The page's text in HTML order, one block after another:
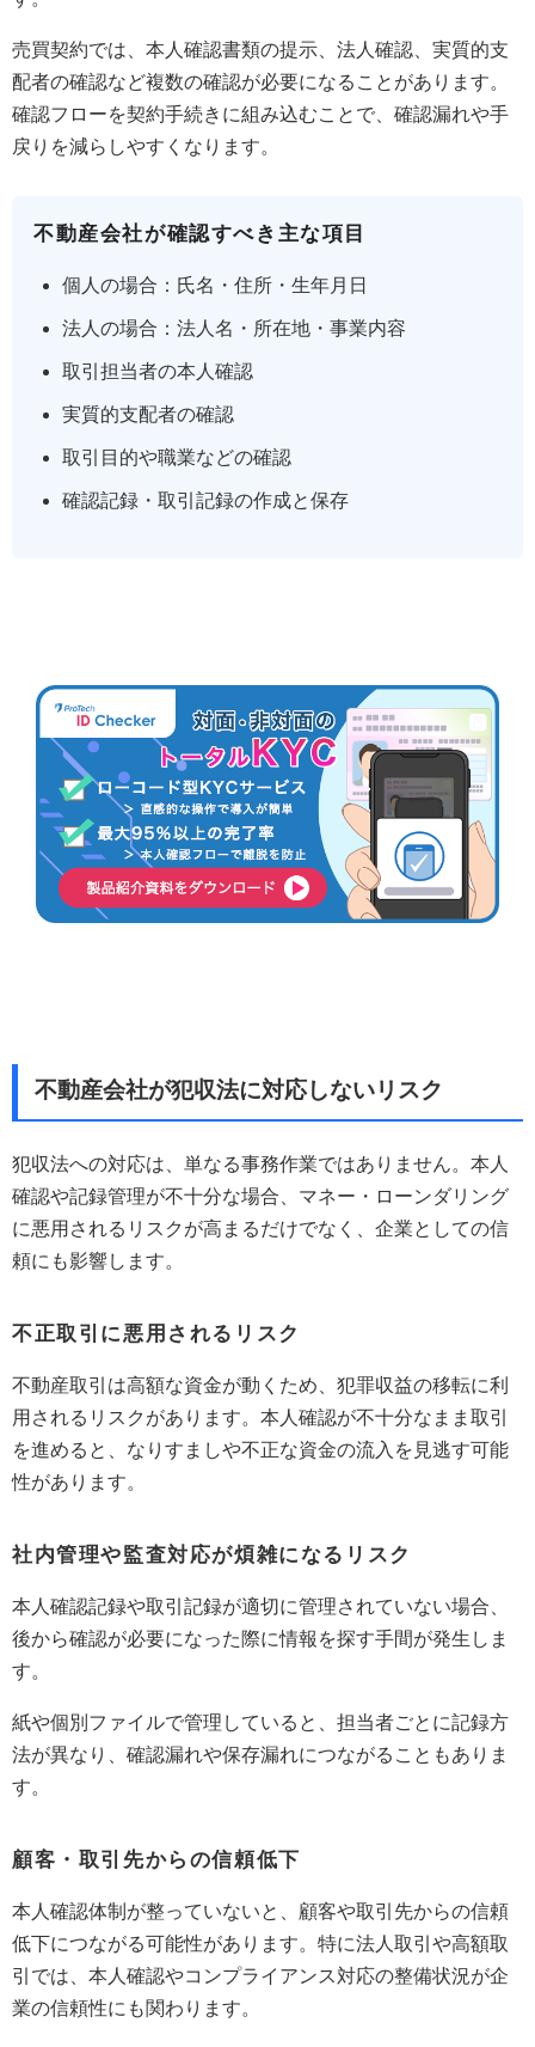
売買契約では、本人確認書類の提示、法人確認、実質的支
配者の確認など複数の確認が必要になることがあります。
確認フローを契約手続きに組み込むことで、確認漏れや手
戻りを減らしやすくなります。
不動産会社が確認すべき主な項目
個人の場合：氏名・住所・生年月日
法人の場合：法人名・所在地・事業内容
取引担当者の本人確認
実質的支配者の確認
取引目的や職業などの確認
確認記録・取引記録の作成と保存
不動産会社が犯収法に対応しないリスク
犯収法への対応は、単なる事務作業ではありません。本人
確認や記録管理が不十分な場合、マネー・ローンダリング
に悪用されるリスクが高まるだけでなく、企業としての信
頼にも影響します。
不正取引に悪用されるリスク
不動産取引は高額な資金が動くため、犯罪収益の移転に利
用されるリスクがあります。本人確認が不十分なまま取引
を進めると、なりすましや不正な資金の流入を見逃す可能
性があります。
社内管理や監査対応が煩雑になるリスク
本人確認記録や取引記録が適切に管理されていない場合、
後から確認が必要になった際に情報を探す手間が発生しま
す。
紙や個別ファイルで管理していると、担当者ごとに記録方
法が異なり、確認漏れや保存漏れにつながることもありま
す。
顧客・取引先からの信頼低下
本人確認体制が整っていないと、顧客や取引先からの信頼
低下につながる可能性があります。特に法人取引や高額取
引では、本人確認やコンプライアンス対応の整備状況が企
業の信頼性にも関わります。